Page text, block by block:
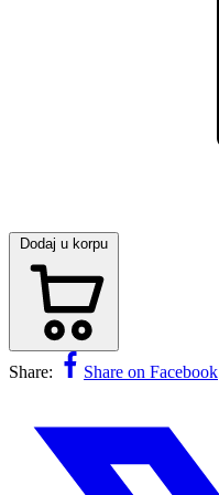
Dodaj u korpu
Share: Share on Facebook